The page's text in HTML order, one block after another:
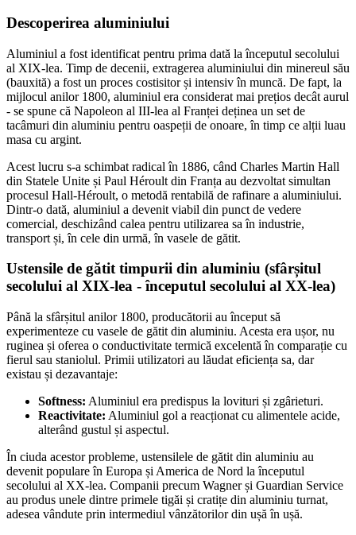
Descoperirea aluminiului
Aluminiul a fost identificat pentru prima dată la începutul secolului
al XIX-lea. Timp de decenii, extragerea aluminiului din minereul său
(bauxită) a fost un proces costisitor și intensiv în muncă. De fapt, la
mijlocul anilor 1800, aluminiul era considerat mai prețios decât aurul
- se spune că Napoleon al III-lea al Franței deținea un set de
tacâmuri din aluminiu pentru oaspeții de onoare, în timp ce alții luau
masa cu argint.
Acest lucru s-a schimbat radical în 1886, când Charles Martin Hall
din Statele Unite și Paul Héroult din Franța au dezvoltat simultan
procesul Hall-Héroult, o metodă rentabilă de rafinare a aluminiului.
Dintr-o dată, aluminiul a devenit viabil din punct de vedere
comercial, deschizând calea pentru utilizarea sa în industrie,
transport și, în cele din urmă, în vasele de gătit.
Ustensile de gătit timpurii din aluminiu (sfârșitul
secolului al XIX-lea - începutul secolului al XX-lea)
Până la sfârșitul anilor 1800, producătorii au început să
experimenteze cu vasele de gătit din aluminiu. Acesta era ușor, nu
ruginea și oferea o conductivitate termică excelentă în comparație cu
fierul sau staniolul. Primii utilizatori au lăudat eficiența sa, dar
existau și dezavantaje:
Softness: Aluminiul era predispus la lovituri și zgârieturi.
Reactivitate: Aluminiul gol a reacționat cu alimentele acide,
alterând gustul și aspectul.
În ciuda acestor probleme, ustensilele de gătit din aluminiu au
devenit populare în Europa și America de Nord la începutul
secolului al XX-lea. Companii precum Wagner și Guardian Service
au produs unele dintre primele tigăi și cratițe din aluminiu turnat,
adesea vândute prin intermediul vânzătorilor din ușă în ușă.